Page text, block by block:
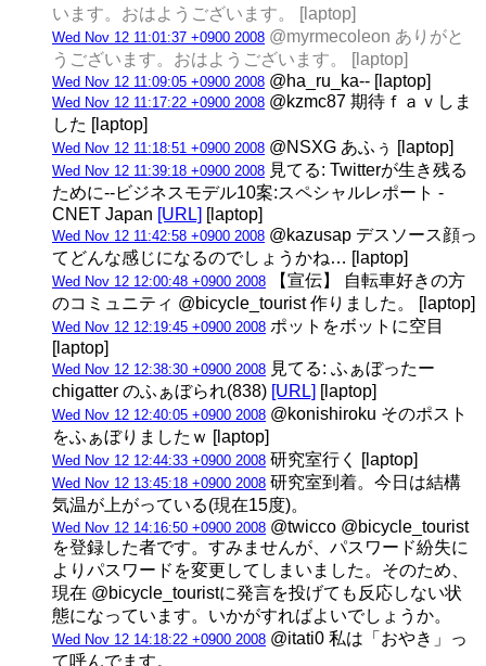
います。おはようございます。 [laptop]
Wed Nov 12 11:01:37 +0900 2008 @myrmecoleon ありがと
うございます。おはようございます。 [laptop]
Wed Nov 12 11:09:05 +0900 2008 @ha_ru_ka-- [laptop]
Wed Nov 12 11:17:22 +0900 2008 @kzmc87 期待ｆａｖしま
した [laptop]
Wed Nov 12 11:18:51 +0900 2008 @NSXG あふぅ [laptop]
Wed Nov 12 11:39:18 +0900 2008 見てる: Twitterが生き残る
ために--ビジネスモデル10案:スペシャルレポート -
CNET Japan [URL] [laptop]
Wed Nov 12 11:42:58 +0900 2008 @kazusap デスソース顔っ
てどんな感じになるのでしょうかね… [laptop]
Wed Nov 12 12:00:48 +0900 2008 【宣伝】 自転車好きの方
のコミュニティ @bicycle_tourist 作りました。 [laptop]
Wed Nov 12 12:19:45 +0900 2008 ポットをボットに空目
[laptop]
Wed Nov 12 12:38:30 +0900 2008 見てる: ふぁぼったー
chigatter のふぁぼられ(838) [URL] [laptop]
Wed Nov 12 12:40:05 +0900 2008 @konishiroku そのポスト
をふぁぼりましたｗ [laptop]
Wed Nov 12 12:44:33 +0900 2008 研究室行く [laptop]
Wed Nov 12 13:45:18 +0900 2008 研究室到着。今日は結構
気温が上がっている(現在15度)。
Wed Nov 12 14:16:50 +0900 2008 @twicco @bicycle_tourist
を登録した者です。すみませんが、パスワード紛失に
よりパスワードを変更してしまいました。そのため、
現在 @bicycle_touristに発言を投げても反応しない状
態になっています。いかがすればよいでしょうか。
Wed Nov 12 14:18:22 +0900 2008 @itati0 私は「おやき」っ
て呼んでます。